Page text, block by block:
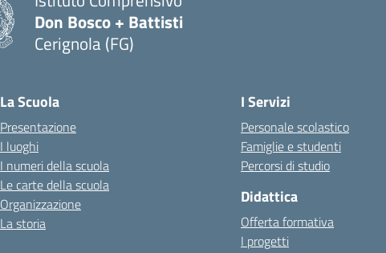
Don Bosco + Battisti
Cerignola (FG)
La Scuola
Presentazione
I luoghi
I numeri della scuola
Le carte della scuola
Organizzazione
La storia
I Servizi
Personale scolastico
Famiglie e studenti
Percorsi di studio
Didattica
Offerta formativa
I progetti